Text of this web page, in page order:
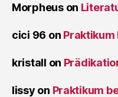
Morpheuson
cici 96 on Praktikum
kristall on
lissy on Praktikum